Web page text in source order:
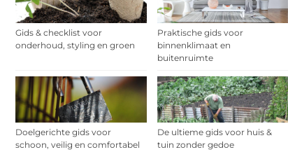
Gids & checklist voor
onderhoud, styling en groen
Praktische gids voor
binnenklimaat en
buitenruimte
Doelgerichte gids voor
schoon, veilig en comfortabel
De ultieme gids voor huis &
tuin zonder gedoe